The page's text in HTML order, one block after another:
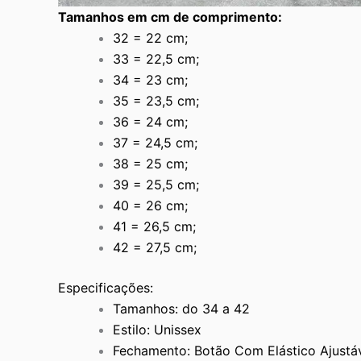
Tamanhos em cm de comprimento:
32 = 22 cm;
33 = 22,5 cm;
34 = 23 cm;
35 = 23,5 cm;
36 = 24 cm;
37 = 24,5 cm;
38 = 25 cm;
39 = 25,5 cm;
40 = 26 cm;
41 = 26,5 cm;
42 = 27,5 cm;
Especificações:
Tamanhos: do 34 a 42
Estilo: Unissex
Fechamento: Botão Com Elástico